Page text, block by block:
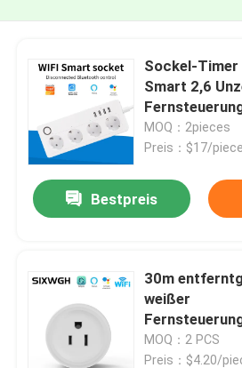
Sockel-Timer
Smart 2,6
MOQ：2pieces
Preis：$17/
Bestpreis
30m
weißer
Sockel
MOQ：2 PCS
Preis：$4.20/